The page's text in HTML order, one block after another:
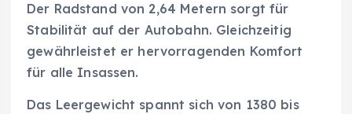
Der Radstand von 2,64 Metern sorgt für
Stabilität auf der Autobahn. Gleichzeitig
gewährleistet er hervorragenden Komfort
für alle Insassen.
Das Leergewicht spannt sich von 1380 bis